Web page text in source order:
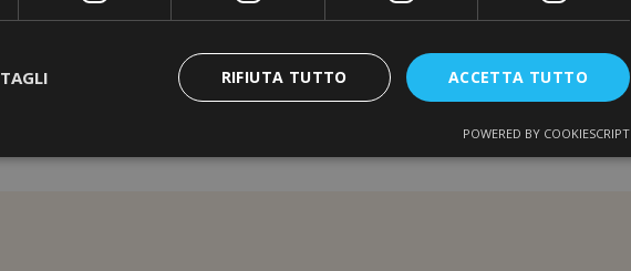
ACCETTA TUTTO
RIFIUTA TUTTO
POWERED BY COOKIESCRIPT